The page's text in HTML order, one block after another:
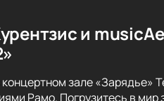
и
концертном зале «Зарядье»
Рамо. Погрузитесь в